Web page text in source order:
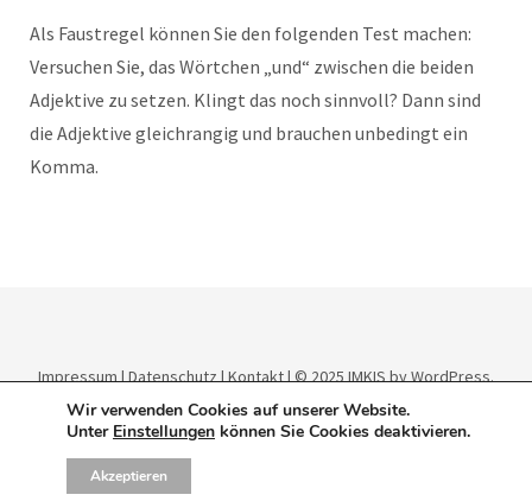
Als Faustregel können Sie den folgenden Test machen:
Versuchen Sie, das Wörtchen „und“ zwischen die beiden
Adjektive zu setzen. Klingt das noch sinnvoll? Dann sind
die Adjektive gleichrangig und brauchen unbedingt ein
Komma.
Impressum|Datenschutz|Kontakt| © 2025IMKISby WordPress.
Theme: Elmastudio.
Wir verwenden Cookies auf unserer Website.
Unter Einstellungen können Sie Cookies deaktivieren.
Akzeptieren